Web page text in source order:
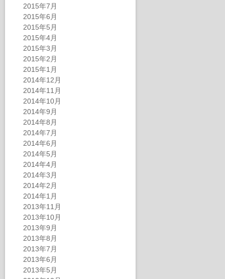
2015年7月
2015年6月
2015年5月
2015年4月
2015年3月
2015年2月
2015年1月
2014年12月
2014年11月
2014年10月
2014年9月
2014年8月
2014年7月
2014年6月
2014年5月
2014年4月
2014年3月
2014年2月
2014年1月
2013年11月
2013年10月
2013年9月
2013年8月
2013年7月
2013年6月
2013年5月